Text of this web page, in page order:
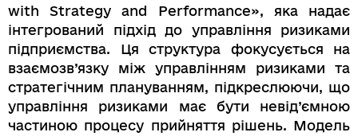
with Strategy and Performance», яка надає
інтегрований підхід до управління ризиками
підприємства. Ця структура фокусується на
взаємозв’язку між управлінням ризиками та
стратегічним плануванням, підкреслюючи, що
управління ризиками має бути невід’ємною
частиною процесу прийняття рішень. Модель